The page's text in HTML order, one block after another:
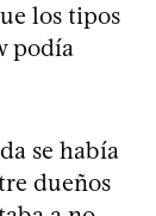
los tipos
podía
se había
dueños